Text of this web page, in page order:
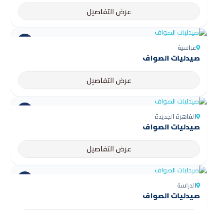
عرض التفاصيل
عباسية
صيدليات الصواف
عرض التفاصيل
القاهرة الجديدة
صيدليات الصواف
عرض التفاصيل
الدراسة
صيدليات الصواف